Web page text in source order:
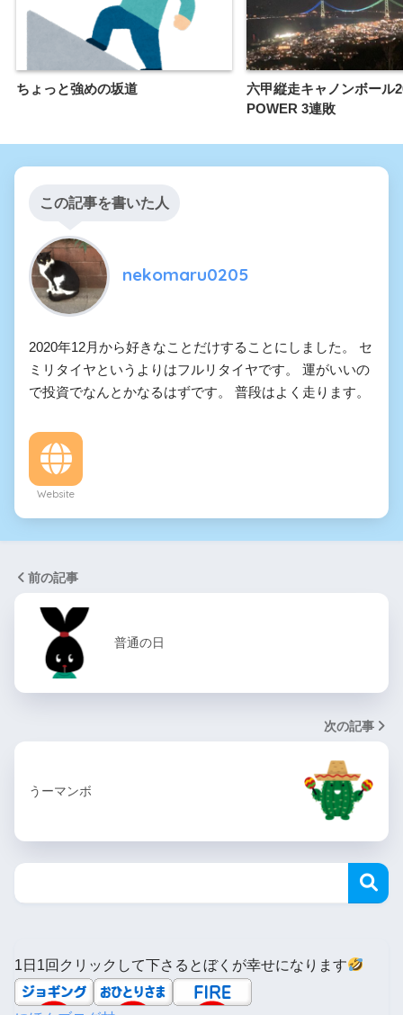
ちょっと強めの坂道
六甲縦走キャノンボー
POWER 3連敗
この記事を書いた人
nekomaru0205
2020年12月から好きなことだけすることにしました。 セ
ミリタイヤというよりはフルリタイヤです。 運がいいの
で投資でなんとかなるはずです。 普段はよく走ります。
Website
前の記事
普通の日
次の記事
うーマンボ
1日1回クリックして下さるとぼくが幸せになります